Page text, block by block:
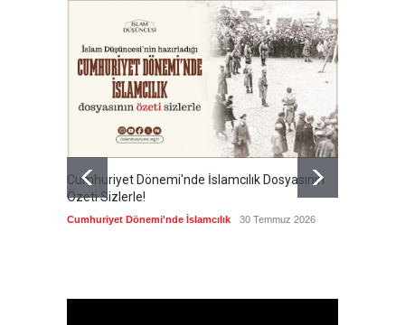
Cumhuriyet Dönemi'nde İslamcılık Dosyasının
Özeti Sizlerle!
Cumhuriyet Dönemi'nde İslamcılık 30 Temmuz 2026